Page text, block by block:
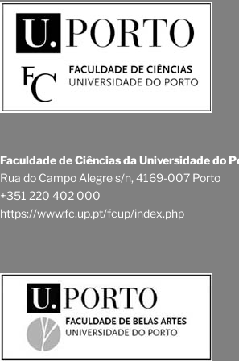
Faculdade de Ciências da Universidade do
Rua do Campo Alegre s/n, 4169-007 Porto
+351 220 402 000
https://www.fc.up.pt/fcup/index.php